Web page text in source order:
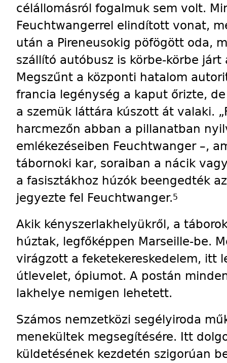
célállomásról fogalmuk sem volt.
Feuchtwangerrel elindított vonat,
után a Pireneusokig pöfögött oda,
szállító autóbusz is körbe-körbe
Megszűnt a központi hatalom
francia le­génység a kaput őrizte,
a szemük láttára kúszott át valaki.
harcmezőn abban a pillanatban
emlékezéseiben Feuchtwanger –,
tábornoki kar, soraiban a nácik
a fasisztákhoz húzók beengedték
jegyezte fel Feuchtwanger.5
Akik kényszerlakhelyükről, a
húztak, legfőképpen Marseille-be.
virágzott a feketekereskedelem, itt
útlevelet, ópiumot. A postán
lakhelye nemigen lehetett.
Számos nemzetközi segélyiroda
menekültek megsegítésére. Itt
küldetésének kezdetén szigorúan